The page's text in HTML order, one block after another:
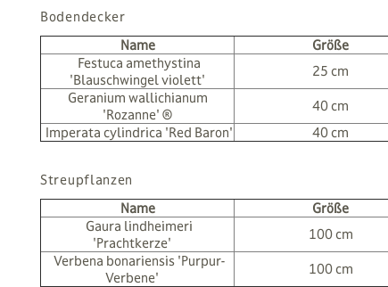
Bodendecker
Name
Größe
Festuca amethystina
'Blauschwingel violett'
25 cm
Geranium wallichianum
'Rozanne' ®
40 cm
Imperata cylindrica 'Red Baron'
40 cm
Streupflanzen
Name
Größe
Gaura lindheimeri
'Prachtkerze'
100 cm
Verbena bonariensis 'Purpur-
Verbene'
100 cm